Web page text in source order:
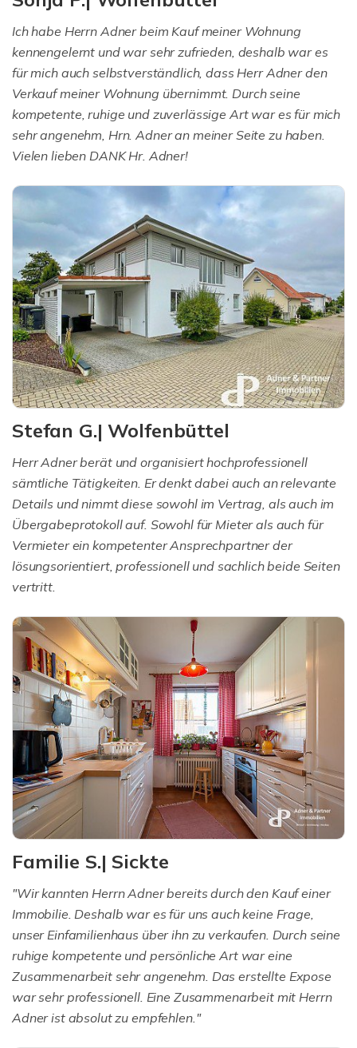
Ich habe Herrn Adner beim Kauf meiner Wohnung
kennengelernt und war sehr zufrieden, deshalb war es
für mich auch selbstverständlich, dass Herr Adner den
Verkauf meiner Wohnung übernimmt. Durch seine
kompetente, ruhige und zuverlässige Art war es für mich
sehr angenehm, Hrn. Adner an meiner Seite zu haben.
Vielen lieben DANK Hr. Adner!
Stefan G.| Wolfenbüttel
Herr Adner berät und organisiert hochprofessionell
sämtliche Tätigkeiten. Er denkt dabei auch an relevante
Details und nimmt diese sowohl im Vertrag, als auch im
Übergabeprotokoll auf. Sowohl für Mieter als auch für
Vermieter ein kompetenter Ansprechpartner der
lösungsorientiert, professionell und sachlich beide Seiten
vertritt.
Familie S.| Sickte
"Wir kannten Herrn Adner bereits durch den Kauf einer
Immobilie. Deshalb war es für uns auch keine Frage,
unser Einfamilienhaus über ihn zu verkaufen. Durch seine
ruhige kompetente und persönliche Art war eine
Zusammenarbeit sehr angenehm. Das erstellte Expose
war sehr professionell. Eine Zusammenarbeit mit Herrn
Adner ist absolut zu empfehlen."